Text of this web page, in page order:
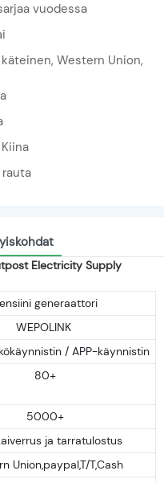
vuodessa
käteinen, Western Union,
Electricity Supply
generaattori
WEPOLINK
/ APP-käynnistin
80+
5000+
ja tarratulostus
Union,paypal,T/T,Cash